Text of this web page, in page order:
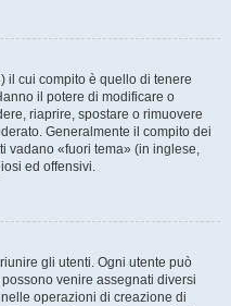
il cui compito è quello di tenere
il potere di modificare o
riaprire, spostare o rimuovere
Generalmente il compito dei
vadano «fuori tema» (in inglese,
ed offensivi.
gli utenti. Ogni utente può
venire assegnati diversi
operazioni di creazione di